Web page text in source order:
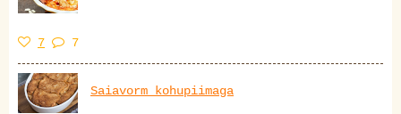
7 7
Saiavorm kohupiimaga